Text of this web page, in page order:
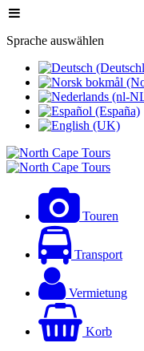
Sprache auswählen
Touren
Transport
Vermietung
Korb